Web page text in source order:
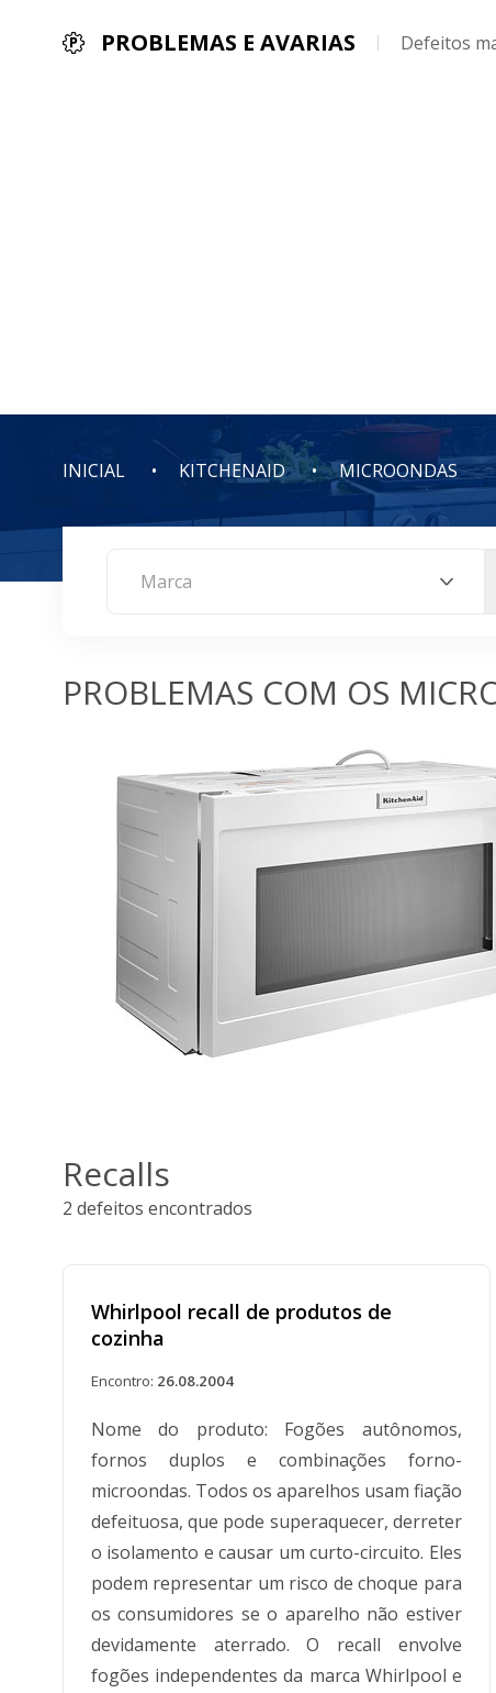
PROBLEMAS E AVARIAS Defeitos
INICIAL KITCHENAID MICROONDAS
Marca
PROBLEMAS COM OS
Recalls
2 defeitos encontrados
Whirlpool recall de produtos de
cozinha
Encontro: 26.08.2004
Nome do produto: Fogões autônomos,
fornos duplos e combinações forno-
microondas. Todos os aparelhos usam fiação
defeituosa, que pode superaquecer, derreter
o isolamento e causar um curto-circuito. Eles
podem representar um risco de choque para
os consumidores se o aparelho não estiver
devidamente aterrado. O recall envolve
fogões independentes da marca Whirlpool e